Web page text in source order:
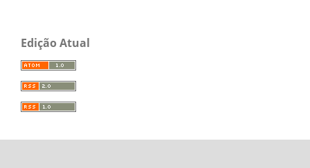
Edição Atual